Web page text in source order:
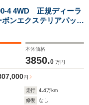
4 4WD 正規ディーラ
ンエクステリアパッケ
ワリングKIT ブラ
スペアキー有り
本体価格
3850.0 万円
円
走行 4.4万km
修復
なし